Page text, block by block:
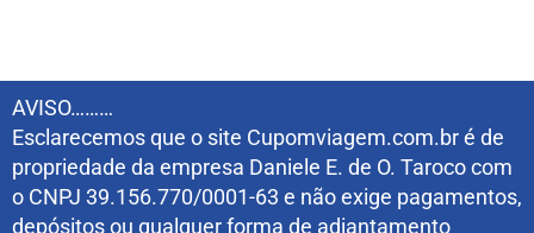
AVISO………
Esclarecemos que o site Cupomviagem.com.br é de
propriedade da empresa Daniele E. de O. Taroco com
o CNPJ 39.156.770/0001-63 e não exige pagamentos,
depósitos ou qualquer forma de adiantamento